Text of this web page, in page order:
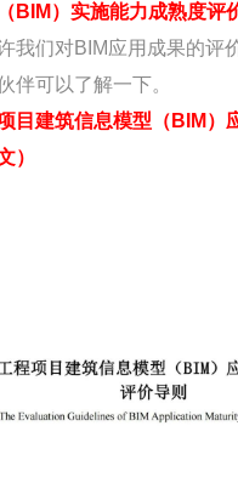
BIM）实施能力成熟度评
我们对BIM应用成果的评
伴可以了解一下。
目建筑信息模型（BIM）
）